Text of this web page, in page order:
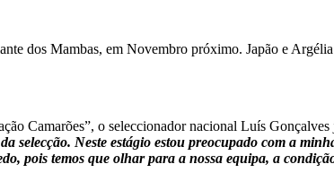
dos Mambas, em Novembro próximo. Japão e
Camarões”, o seleccionador nacional Luís
selecção. Neste estágio estou preocupado com a
pois temos que olhar para a nossa equipa, a